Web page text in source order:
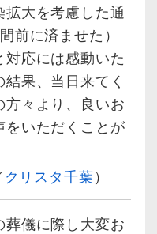
大を考慮した通
前に済ませた）
応には感動いた
果、当日来てく
々より、良いお
いただくことが
クリスタ千葉）
葬儀に際し大変お